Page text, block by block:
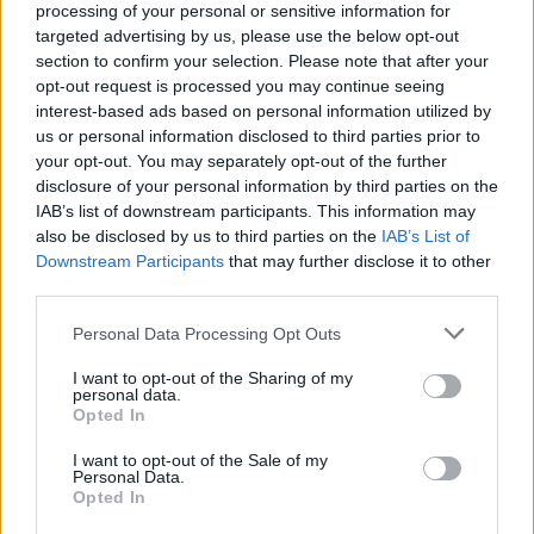
processing of your personal or sensitive information for
targeted advertising by us, please use the below opt-out
section to confirm your selection. Please note that after your
opt-out request is processed you may continue seeing
interest-based ads based on personal information utilized by
us or personal information disclosed to third parties prior to
your opt-out. You may separately opt-out of the further
disclosure of your personal information by third parties on the
IAB’s list of downstream participants. This information may
also be disclosed by us to third parties on the IAB’s List of
Downstream Participants that may further disclose it to other
Please note that this website/app uses one or more Google
not limited to your visit or usage behaviour. You may click to
grant or deny consent to Google and its third-party tags to
use your data for below specified purposes in below Google
consent section.
Personal Data Processing Opt Outs
I want to opt-out of the Sharing of my
personal data.
Opted In
I want to opt-out of the Sale of my
Personal Data.
Opted In
Λακκάκια στα μάγουλα
«Στις «φουσκωτές» παρειές (μάγουλα) μπορούν
να δημιουργηθούν «λακκάκια» με μικροεπέμβαση
μέσω της εσωτερικής επιφάνειάς τους. Με
τοπική αναισθησία στο βλεννογόνο, αφαιρείται
μικρή ποσότητα λίπους και δημιουργούνται τα
“λακκάκια” και προσδίδοντας στο πρόσωπο
“γωνίες”. Η αφαίρεση γίνεται μέσω μίας τομής
Η επέμβαση διαρκεί έως μισή ώρα, τα ράμματα
είναι απορροφήσιμα και πέφτουν μόνα τους
μέσα σε 2-3 24ωρα. Η επιστροφή στις
δραστηριότητες είναι άμεση και το αποτέλεσμα
είναι μόνιμο», εξηγεί η δρ Σεφέρη-Δανιήλ.